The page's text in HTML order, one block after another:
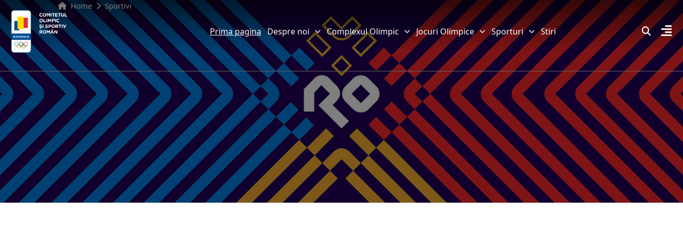
Prima pagina Despre noi Complexul Olimpic Jocuri Olimpice Sporturi Stiri
Home Sportivi